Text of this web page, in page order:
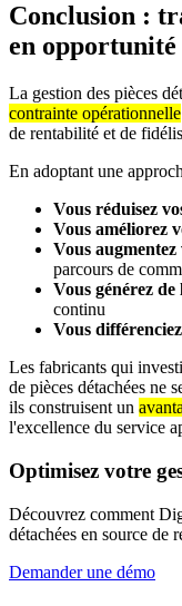
Conclusion :
en opportunité
La gestion des pièces
contrainte opérationnelle
de rentabilité et de
En adoptant une
Vous réduisez
Vous améliorez
Vous augmentez
parcours de
Vous générez de
continu
Vous
Les fabricants qui
de pièces détachées ne
ils construisent un
l'excellence du service
Optimisez votre
Découvrez comment
détachées en source de
Demander une démo